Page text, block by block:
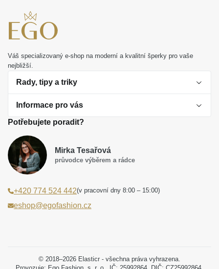
Váš specializovaný e-shop na moderní a kvalitní šperky pro vaše
nejbližší.
Rady, tipy a triky
O perlách
Jak vybrat perlový šperk
Dárková inspirace
Smaltované a korálkové šperky jako trend
Laboratorní diamanty jsou budoucnost
Informace pro vás
Obchodní podmínky
Reklamační řád
Poučení o právu na odstoupení od smlouvy
Podmínky slev a akčních nabídek
Potřebujete poradit?
Mirka Tesařová
průvodce výběrem a rádce
+420 774 524 442(v pracovní dny 8:00 – 15:00)
eshop@egofashion.cz
© 2018–2026 Elasticr - všechna práva vyhrazena.